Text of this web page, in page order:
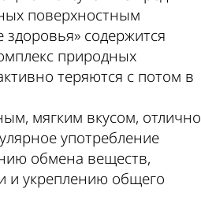
поверхностным
содержится
природных
теряются с потом в
мягким вкусом, отлично
употребление
обмена веществ,
и укреплению общего